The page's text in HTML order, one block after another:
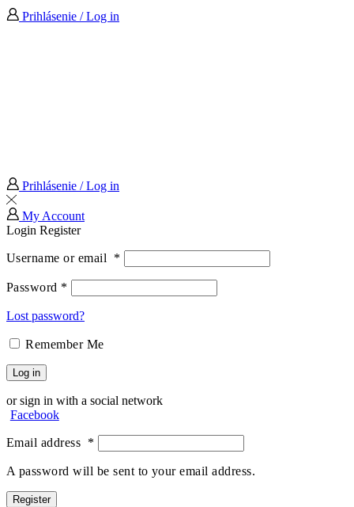
Prihlásenie / Log in
Prihlásenie / Log in
My Account
Login Register
Username or email *
Password *
Lost password?
Remember Me
Log in
or sign in with a social network
Facebook
Email address *
A password will be sent to your email address.
Register